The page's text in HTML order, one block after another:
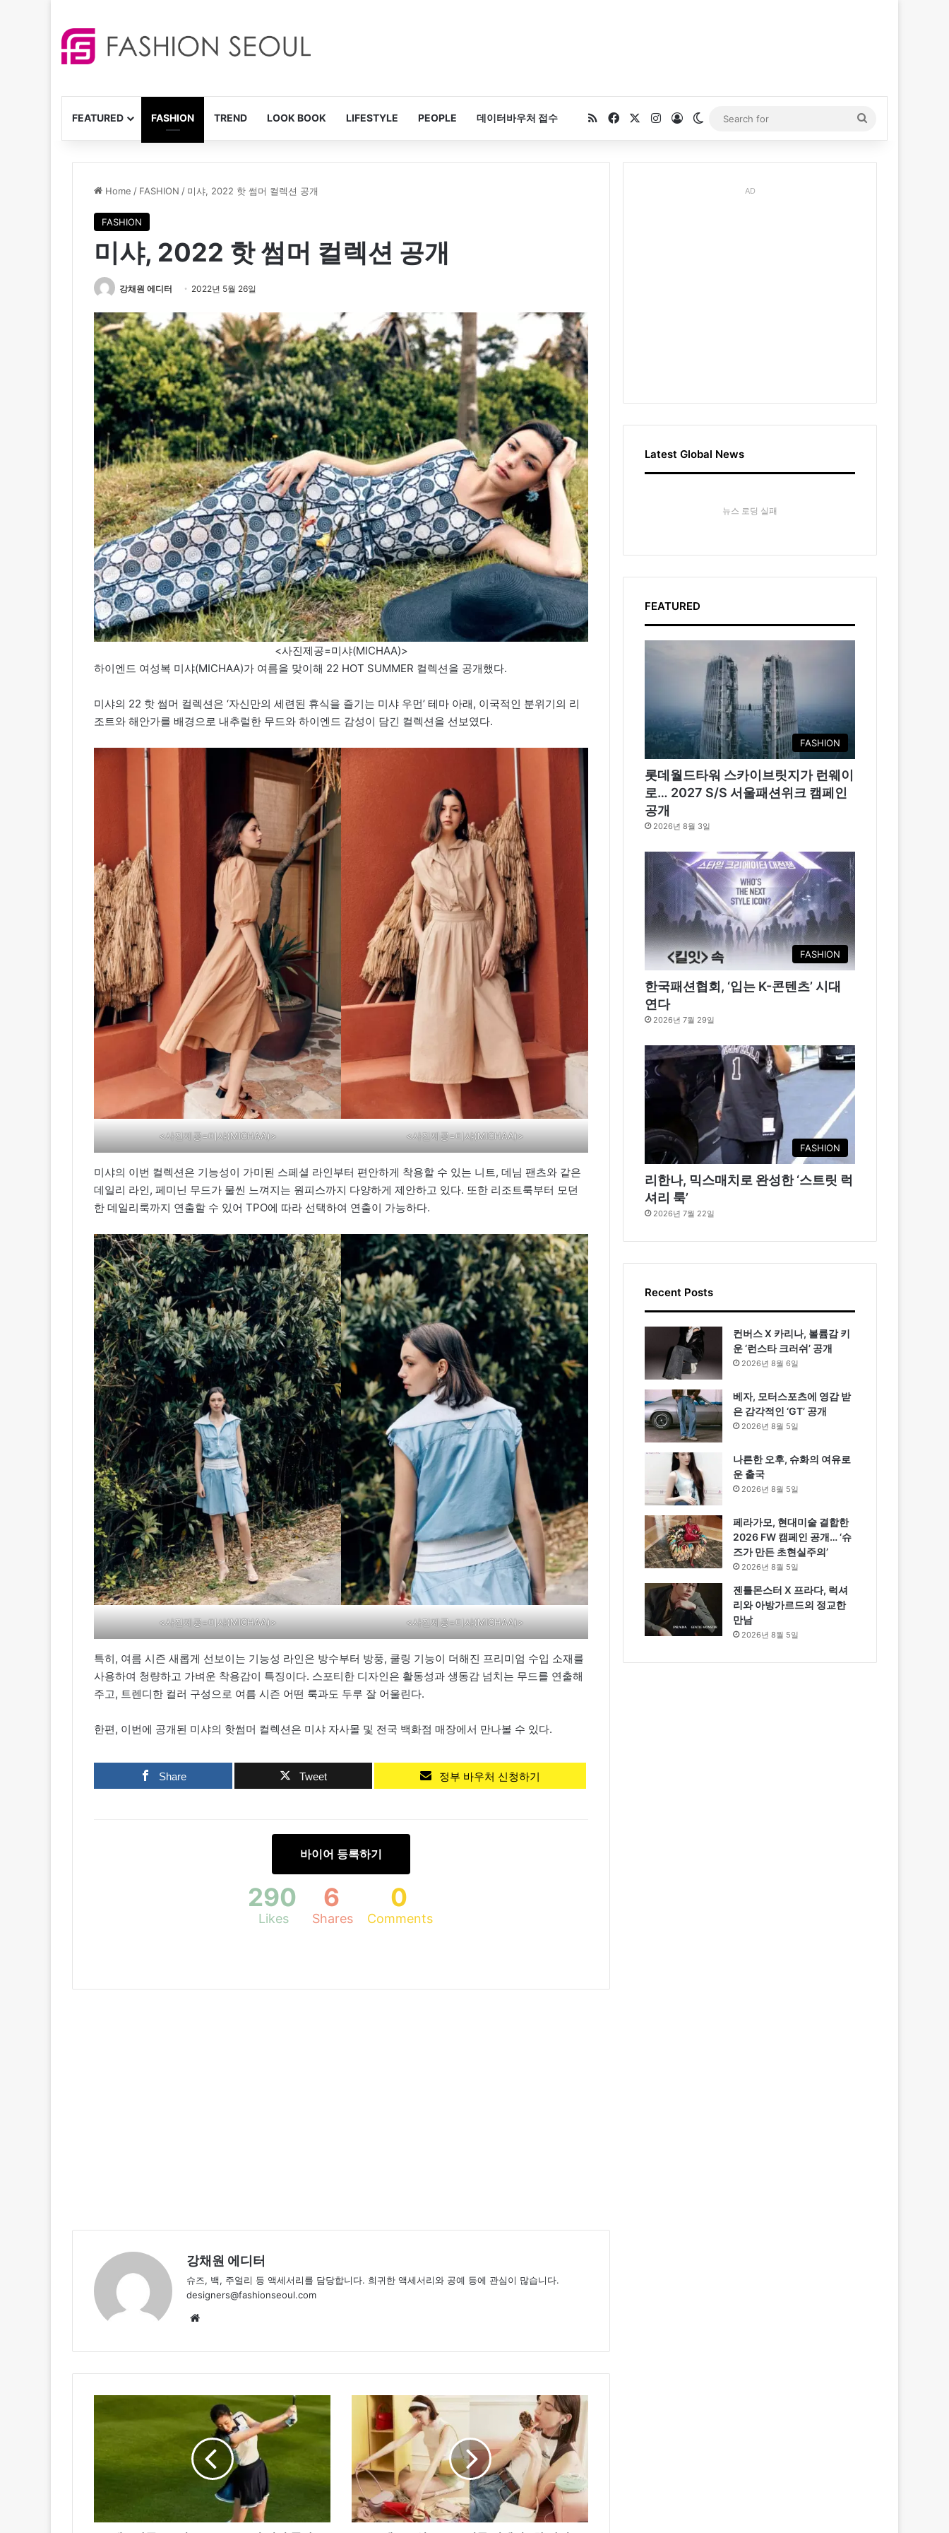
FEATURED FASHION TREND LOOK BOOK LIFESTYLE PEOPLE 데이터바우처 접수 RSSFacebookInstagram
Log InSwitch skin
for
Home / FASHION / 미샤, 2022 핫 썸머 컬렉션 공개
FASHION
미샤, 2022 핫 썸머 컬렉션 공개
강채원 에디터 2022년 5월 26일
<사진제공=미샤(MICHAA)>
하이엔드 여성복 미샤(MICHAA)가 여름을 맞이해 22 HOT SUMMER 컬렉션을 공개했다.
미샤의 22 핫 썸머 컬렉션은 ‘자신만의 세련된 휴식을 즐기는 미샤 우먼’ 테마 아래, 이국적인 분위기의 리
조트와 해안가를 배경으로 내추럴한 무드와 하이엔드 감성이 담긴 컬렉션을 선보였다.
<사진제공=미샤(MICHAA)> <사진제공=미샤(MICHAA)>
미샤의 이번 컬렉션은 기능성이 가미된 스페셜 라인부터 편안하게 착용할 수 있는 니트, 데님 팬츠와 같은
데일리 라인, 페미닌 무드가 물씬 느껴지는 원피스까지 다양하게 제안하고 있다. 또한 리조트룩부터 모던
한 데일리룩까지 연출할 수 있어 TPO에 따라 선택하여 연출이 가능하다.
<사진제공=미샤(MICHAA)> <사진제공=미샤(MICHAA)>
특히, 여름 시즌 새롭게 선보이는 기능성 라인은 방수부터 방풍, 쿨링 기능이 더해진 프리미엄 수입 소재를
사용하여 청량하고 가벼운 착용감이 특징이다. 스포티한 디자인은 활동성과 생동감 넘치는 무드를 연출해
주고, 트렌디한 컬러 구성으로 여름 시즌 어떤 룩과도 두루 잘 어울린다.
한편, 이번에 공개된 미샤의 핫썸머 컬렉션은 미샤 자사몰 및 전국 백화점 매장에서 만나볼 수 있다.
Share Tweet 정부 바우처 신청하기
바이어 등록하기
290
Likes
6
Shares
0
Comments
강채원 에디터
슈즈, 백, 주얼리 등 액세서리를 담당합니다. 희귀한 액세서리와 공예 등에 관심이 많습니다.
designers@fashionseoul.com
프,
150
일,
2022
여
름
컬
AD
Latest Global News
뉴스 로딩 실패
FEATURED
FASHION
롯데월드타워 스카이브릿지가 런웨이
로… 2027 S/S 서울패션위크 캠페인
공개
2026년 8월 3일
FASHION
한국패션협회, ‘입는 K-콘텐츠’ 시대
연다
2026년 7월 29일
FASHION
리한나, 믹스매치로 완성한 ‘스트릿 럭
셔리 룩’
2026년 7월 22일
Recent Posts
컨버스 X 카리나, 볼륨감 키
운 ‘런스타 크러쉬’ 공개
2026년 8월 6일
베자, 모터스포츠에 영감 받
은 감각적인 ‘GT’ 공개
2026년 8월 5일
나른한 오후, 슈화의 여유로
운 출국
2026년 8월 5일
페라가모, 현대미술 결합한
2026 FW 캠페인 공개… ‘슈
즈가 만든 초현실주의’
2026년 8월 5일
젠틀몬스터 X 프라다, 럭셔
리와 아방가르드의 정교한
만남
2026년 8월 5일